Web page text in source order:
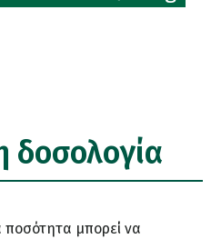
δοσολογία
μπορεί να